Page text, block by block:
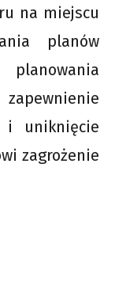
na miejscu
planów
i uniknięcie
zagrożenie